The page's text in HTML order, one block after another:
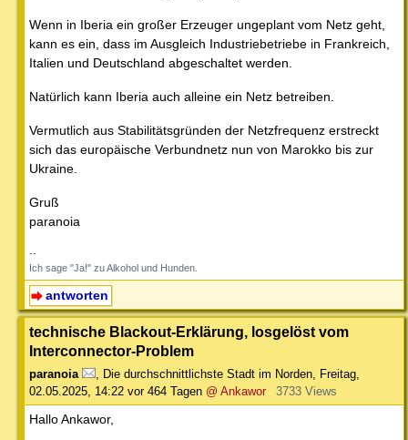
Wenn in Iberia ein großer Erzeuger ungeplant vom Netz geht,
kann es ein, dass im Ausgleich Industriebetriebe in Frankreich,
Italien und Deutschland abgeschaltet werden.
Natürlich kann Iberia auch alleine ein Netz betreiben.
Vermutlich aus Stabilitätsgründen der Netzfrequenz erstreckt
sich das europäische Verbundnetz nun von Marokko bis zur
Ukraine.
Gruß
paranoia
--
Ich sage "Ja!" zu Alkohol und Hunden.
antworten
technische Blackout-Erklärung, losgelöst vom
Interconnector-Problem
paranoia Die durchschnittlichste Stadt im Norden
Freitag,
02.05.2025, 14:22 vor 464 Tagen @ Ankawor 3733 Views
Hallo Ankawor,